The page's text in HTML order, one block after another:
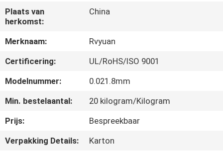
ONGEVEER
ONS
FABRIEKSREIS
KWALITEITSCONTROLE
CONTACTEER
ONS
Plaats van
herkomst:
China
Merknaam:
Rvyuan
Certificering:
UL/RoHS/ISO 9001
Modelnummer:
0.021.8mm
Min. bestelaantal:
20 kilogram/Kilogram
Prijs:
Bespreekbaar
Verpakking Details:
Karton